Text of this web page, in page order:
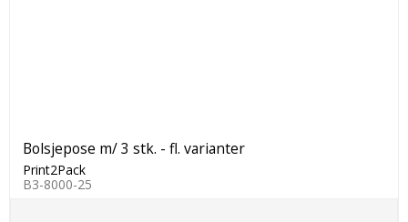
Bolsjepose m/ 3 stk. - fl. varianter
Print2Pack
B3-8000-25